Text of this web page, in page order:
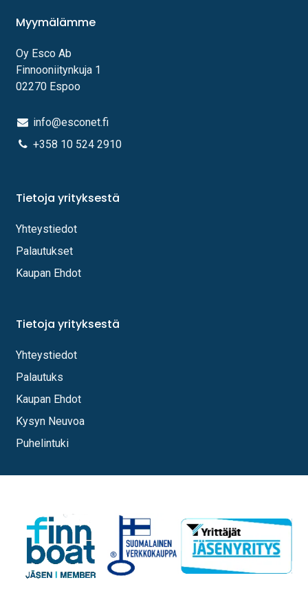
Myymälämme
Oy Esco Ab
Finnooniitynkuja 1
02270 Espoo
info@esconet.fi
+358 10 524 2910
Tietoja yrityksestä
Yhteystiedot
Palautukset
Kaupan Ehdot
Tietoja yrityksestä
Yhteystiedot
Palautuks
Kaupan Ehdot
Kysyn Neuvoa
Puhelintuki